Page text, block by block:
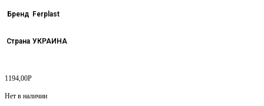
Бренд Ferplast
Страна УКРАИНА
1194,00Р
Нет в наличии